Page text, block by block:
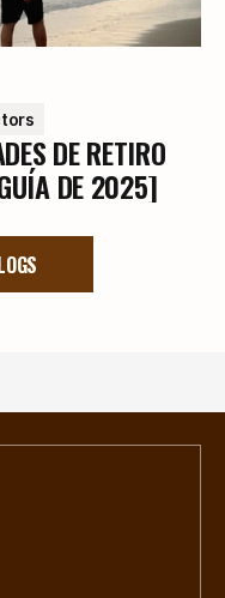
DE RETIRO
DE 2025]